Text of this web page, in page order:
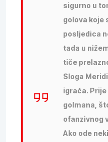
sigurno u
golova koje
posljedica
tada u
tiče
Sloga
igrača.
golmana,
ofanzivnog
Ako ode